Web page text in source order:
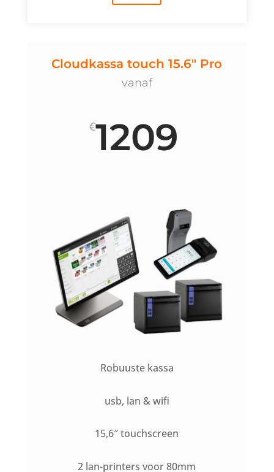
Cloudkassa touch 15.6" Pro
vanaf
€1209
Robuuste kassa
usb, lan & wifi
15,6″ touchscreen
2 lan-printers voor 80mm